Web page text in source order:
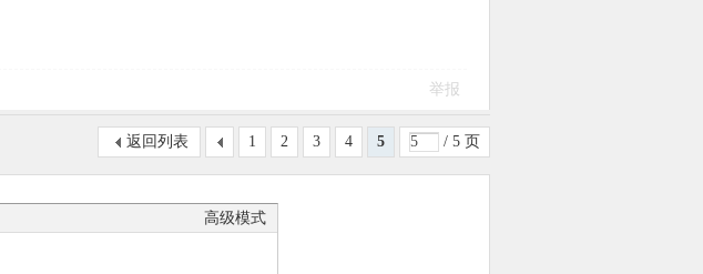
举报
1 2 3 4 5 / 5 页
返回列表
高级模式